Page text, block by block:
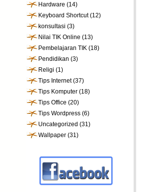
Hardware (14)
Keyboard Shortcut(12)
konsultasi (3)
Nilai TIK Online (13)
Pembelajaran TIK (18)
Pendidikan (3)
Religi (1)
Tips Internet(37)
Tips Komputer (18)
Tips Office (20)
Tips Wordpress (6)
Uncategorized (31)
Wallpaper (31)